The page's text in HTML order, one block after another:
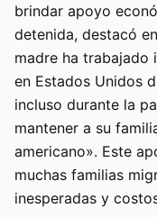
brindar apoyo
detenida, destacó
madre ha trabajado
en Estados Unidos
incluso durante la
mantener a su
americano». Este
muchas familias
inesperadas y